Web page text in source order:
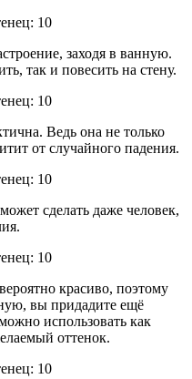
заходя в ванную.
так и повесить на стену.
Ведь она не только
от случайного падения.
сделать даже человек,
красиво, поэтому
вы придадите ещё
использовать как
оттенок.